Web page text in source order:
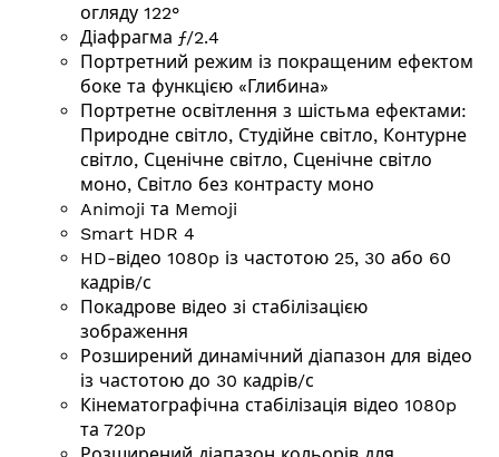
огляду 122°
Діафрагма ƒ/2.4
Портретний режим із покращеним ефектом
боке та функцією «Глибина»
Портретне освітлення з шістьма ефектами:
Природне світло, Студійне світло, Контурне
світло, Сценічне світло, Сценічне світло
моно, Світло без контрасту моно
Animoji та Memoji
Smart HDR 4
HD-відео 1080p із частотою 25, 30 або 60
кадрів/с
Покадрове відео зі стабілізацією
зображення
Розширений динамічний діапазон для відео
із частотою до 30 кадрів/с
Кінематографічна стабілізація відео 1080p
та 720p